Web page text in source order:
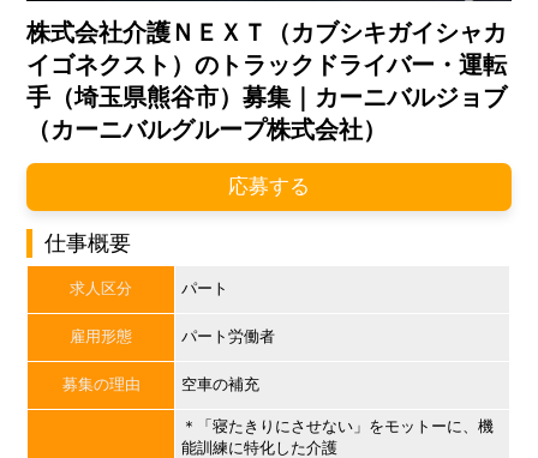
株式会社介護ＮＥＸＴ（カブシキガイシャカ
イゴネクスト）のトラックドライバー・運転
手（埼玉県熊谷市）募集｜カーニバルジョブ
（カーニバルグループ株式会社）
応募する
仕事概要
求人区分 パート
雇用形態 パート労働者
募集の理由 空車の補充
＊「寝たきりにさせない」をモットーに、機
能訓練に特化した介護